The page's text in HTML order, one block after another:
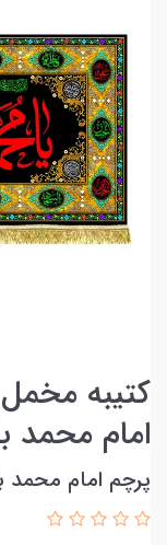
کتیبه
امام محمد
پرچم امام محمد